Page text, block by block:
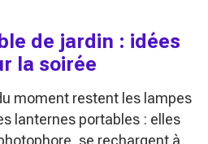
de jardin : idées
la soirée
moment restent les lampes
lanternes portables : elles
se rechargent à